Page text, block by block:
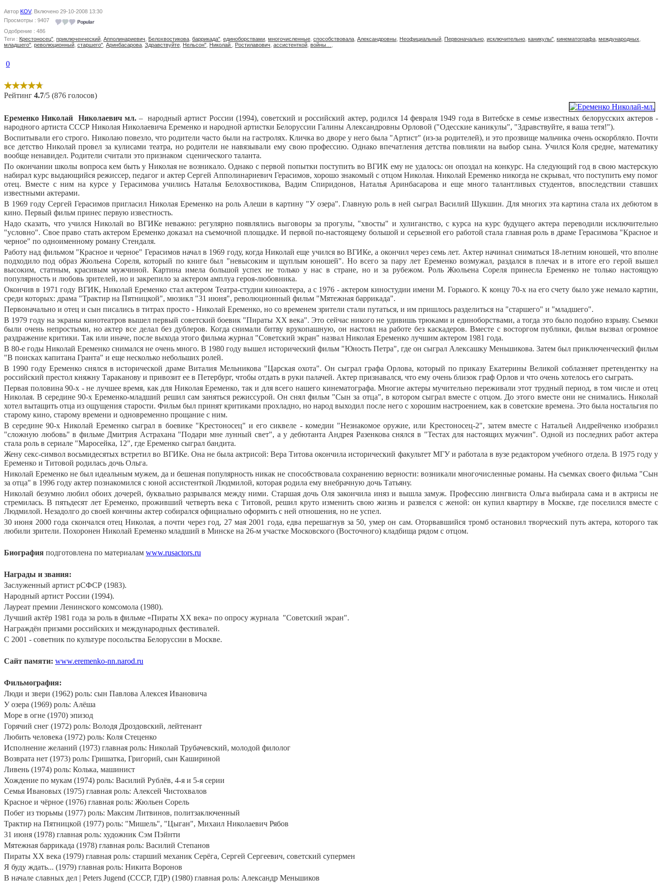
Автор KOV, Включено 29-10-2008 13:30
Просмотры : 9407
Одобрение : 486
Теги : Крестоносец" приключенческий Апполинариевич Белохвостикова баррикада" единоборствами многочисленные способствовала Александровны Неофициальный Первоначально исключительно каникулы" кинематографа международных
младшего" революционный старшего" Аринбасарова Здравствуйте Нельсон" Николай Ростилавович ассистенткой войны…
0
Рейтинг 4.7/5 (876 голосов)
Еременко Николай Николаевич мл.–
народный артист России (1994), советский и российский актер, родился 14 февраля 1949 года в Витебске в семье известных белорусских актеров -
народного артиста СССР Николая Николаевича Еременко и народной артистки Белоруссии Галины Александровны Орловой ("Одесские каникулы", "Здравствуйте, я ваша тетя!").
Воспитывали его строго. Николаю повезло, что родители часто были на гастролях. Кличка во дворе у него была "Артист" (из-за родителей), и это прозвище мальчика очень оскорбляло. Почти
все детство Николай провел за кулисами театра, но родители не навязывали ему свою профессию. Однако впечатления детства повлияли на выбор сына. Учился Коля средне, математику
вообще ненавидел. Родители считали это признаком сценического таланта.
По окончании школы вопроса кем быть у Николая не возникало. Однако с первой попытки поступить во ВГИК ему не удалось: он опоздал на конкурс. На следующий год в свою мастерскую
набирал курс выдающийся режиссер, педагог и актер Сергей Апполинариевич Герасимов, хорошо знакомый с отцом Николая. Николай Еременко никогда не скрывал, что поступить ему помог
отец. Вместе с ним на курсе у Герасимова учились Наталья Белохвостикова, Вадим Спиридонов, Наталья Аринбасарова и еще много талантливых студентов, впоследствии ставших
известными актерами.
В 1969 году Сергей Герасимов пригласил Николая Еременко на роль Алеши в картину "У озера". Главную роль в ней сыграл Василий Шукшин. Для многих эта картина стала их дебютом в
кино. Первый фильм принес первую известность.
Надо сказать, что учился Николай во ВГИКе неважно: регулярно появлялись выговоры за прогулы, "хвосты" и хулиганство, с курса на курс будущего актера переводили исключительно
"условно". Свое право стать актером Еременко доказал на съемочной площадке. И первой по-настоящему большой и серьезной его работой стала главная роль в драме Герасимова "Красное и
черное" по одноименному роману Стендаля.
Работу над фильмом "Красное и черное" Герасимов начал в 1969 году, когда Николай еще учился во ВГИКе, а окончил через семь лет. Актер начинал сниматься 18-летним юношей, что вполне
подходило под образ Жюльена Сореля, который по книге был "невысоким и щуплым юношей". Но всего за пару лет Еременко возмужал, раздался в плечах и в итоге его герой вышел
высоким, статным, красивым мужчиной. Картина имела большой успех не только у нас в стране, но и за рубежом. Роль Жюльена Сореля принесла Еременко не только настоящую
популярность и любовь зрителей, но и закрепило за актером амплуа героя-любовника.
Окончив в 1971 году ВГИК, Николай Еременко стал актером Театра-студии киноактера, а с 1976 - актером киностудии имени М. Горького. К концу 70-х на его счету было уже немало картин,
среди которых: драма "Трактир на Пятницкой", мюзикл "31 июня", революционный фильм "Мятежная баррикада".
Первоначально и отец и сын писались в титрах просто - Николай Еременко, но со временем зрители стали путаться, и им пришлось разделиться на "старшего" и "младшего".
В 1979 году на экраны кинотеатров вышел первый советский боевик "Пираты ХХ века". Это сейчас никого не удивишь трюками и единоборствами, а тогда это было подобно взрыву. Съемки
были очень непростыми, но актер все делал без дублеров. Когда снимали битву врукопашную, он настоял на работе без каскадеров. Вместе с восторгом публики, фильм вызвал огромное
раздражение критики. Так или иначе, после выхода этого фильма журнал "Советский экран" назвал Николая Еременко лучшим актером 1981 года.
В 80-е годы Николай Еременко снимался не очень много. В 1980 году вышел исторический фильм "Юность Петра", где он сыграл Алексашку Меньшикова. Затем был приключенческий фильм
"В поисках капитана Гранта" и еще несколько небольших ролей.
В 1990 году Еременко снялся в исторической драме Виталия Мельникова "Царская охота". Он сыграл графа Орлова, который по приказу Екатерины Великой соблазняет претендентку на
российский престол княжну Тараканову и привозит ее в Петербург, чтобы отдать в руки палачей. Актер признавался, что ему очень близок граф Орлов и что очень хотелось его сыграть.
Первая половина 90-х - не лучшее время, как для Николая Еременко, так и для всего нашего кинематографа. Многие актеры мучительно переживали этот трудный период, в том числе и отец
Николая. В середине 90-х Еременко-младший решил сам заняться режиссурой. Он снял фильм "Сын за отца", в котором сыграл вместе с отцом. До этого вместе они не снимались. Николай
хотел вытащить отца из ощущения старости. Фильм был принят критиками прохладно, но народ выходил после него с хорошим настроением, как в советские времена. Это была ностальгия по
старому кино, старому времени и одновременно прощание с ним.
В середине 90-х Николай Еременко сыграл в боевике "Крестоносец" и его сиквеле - комедии "Незнакомое оружие, или Крестоносец-2", затем вместе с Натальей Андрейченко изобразил
"сложную любовь" в фильме Дмитрия Астрахана "Подари мне лунный свет", а у дебютанта Андрея Разенкова снялся в "Тестах для настоящих мужчин". Одной из последних работ актера
стала роль в сериале "Маросейка, 12", где Еременко сыграл бандита.
Жену секс-символ восьмидесятых встретил во ВГИКе. Она не была актрисой: Вера Титова окончила исторический факультет МГУ и работала в вузе редактором учебного отдела. В 1975 году у
Еременко и Титовой родилась дочь Ольга.
Николай Еременко не был идеальным мужем, да и бешеная популярность никак не способствовала сохранению верности: возникали многочисленные романы. На съемках своего фильма "Сын
за отца" в 1996 году актер познакомился с юной ассистенткой Людмилой, которая родила ему внебрачную дочь Татьяну.
Николай безумно любил обоих дочерей, буквально разрывался между ними. Старшая дочь Оля закончила иняз и вышла замуж. Профессию лингвиста Ольга выбирала сама и в актрисы не
стремилась. В пятьдесят лет Еременко, проживший четверть века с Титовой, решил круто изменить свою жизнь и развелся с женой: он купил квартиру в Москве, где поселился вместе с
Людмилой. Незадолго до своей кончины актер собирался официально оформить с ней отношения, но не успел.
30 июня 2000 года скончался отец Николая, а почти через год, 27 мая 2001 года, едва перешагнув за 50, умер он сам. Оторвавшийся тромб остановил творческий путь актера, которого так
любили зрители. Похоронен Николай Еременко младший в Минске на 26-м участке Московского (Восточного) кладбища рядом с отцом.
Биография подготовлена по материалам www.rusactors.ru
Награды и звания:
Заслуженный артист рСФСР (1983).
Народный артист России (1994).
Лауреат премии Ленинского комсомола (1980).
Лучший актёр 1981 года за роль в фильме «Пираты ХХ века» по опросу журнала "Советский экран".
Награждён призами российских и международных фестивалей.
С 2001 - советник по культуре посольства Белоруссии в Москве.
Сайт памяти: www.eremenko-nn.narod.ru
Фильмография:
Люди и звери (1962) роль: сын Павлова Алексея Ивановича
У озера (1969) роль: Алёша
Море в огне (1970) эпизод
Горячий снег (1972) роль: Володя Дроздовский, лейтенант
Любить человека (1972) роль: Коля Стеценко
Исполнение желаний (1973) главная роль: Николай Трубачевский, молодой филолог
Возврата нет (1973) роль: Гришатка, Григорий, сын Кашириной
Ливень (1974) роль: Колька, машинист
Хождение по мукам (1974) роль: Василий Рублёв, 4-я и 5-я серии
Семья Ивановых (1975) главная роль: Алексей Чистохвалов
Красное и чёрное (1976) главная роль: Жюльен Сорель
Побег из тюрьмы (1977) роль: Максим Литвинов, политзаключенный
Трактир на Пятницкой (1977) роль: "Мишель", "Цыган", Михаил Николаевич Рябов
31 июня (1978) главная роль: художник Сэм Пэйнти
Мятежная баррикада (1978) главная роль: Василий Степанов
Пираты ХХ века (1979) главная роль: старший механик Серёга, Сергей Сергеевич, советский супермен
Я буду ждать... (1979) главная роль: Никита Воронов
В начале славных дел | Peters Jugend (СССР, ГДР) (1980) главная роль: Александр Меньшиков